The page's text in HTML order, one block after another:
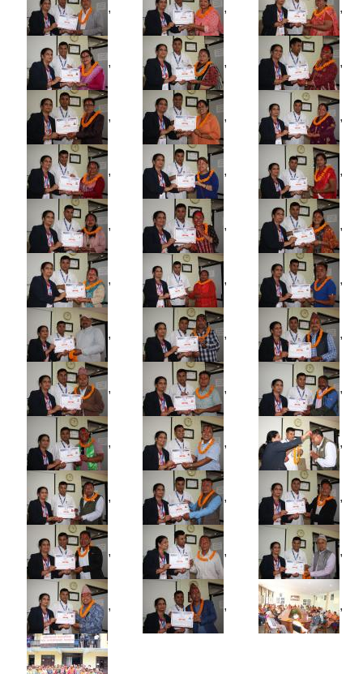
, , ,
, , ,
, , ,
, , ,
, , ,
, , ,
, , ,
, , ,
, , ,
, , ,
, , ,
, , ,